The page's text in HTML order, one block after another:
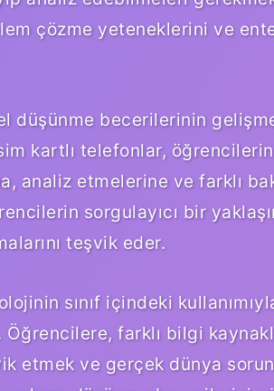
çözme yeteneklerini ve
düşünme becerilerinin
kartlı telefonlar,
analiz etmelerine ve farklı
sorgulayıcı bir
teşvik eder.
sınıf içindeki
farklı bilgi
etmek ve gerçek dünya